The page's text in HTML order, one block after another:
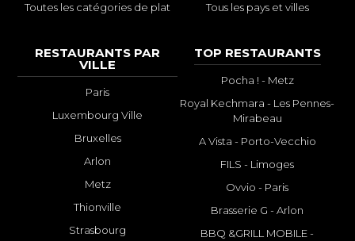
Toutes les catégories de plat
Tous les pays et villes
RESTAURANTS PAR
VILLE
Paris
Luxembourg Ville
Bruxelles
Arlon
Metz
Thionville
Strasbourg
TOP RESTAURANTS
Pocha ! - Metz
Royal Kechmara - Les Pennes-
Mirabeau
A Vista - Porto-Vecchio
FILS - Limoges
Ovvio - Paris
Brasserie G - Arlon
BBQ &GRILL MOBILE -